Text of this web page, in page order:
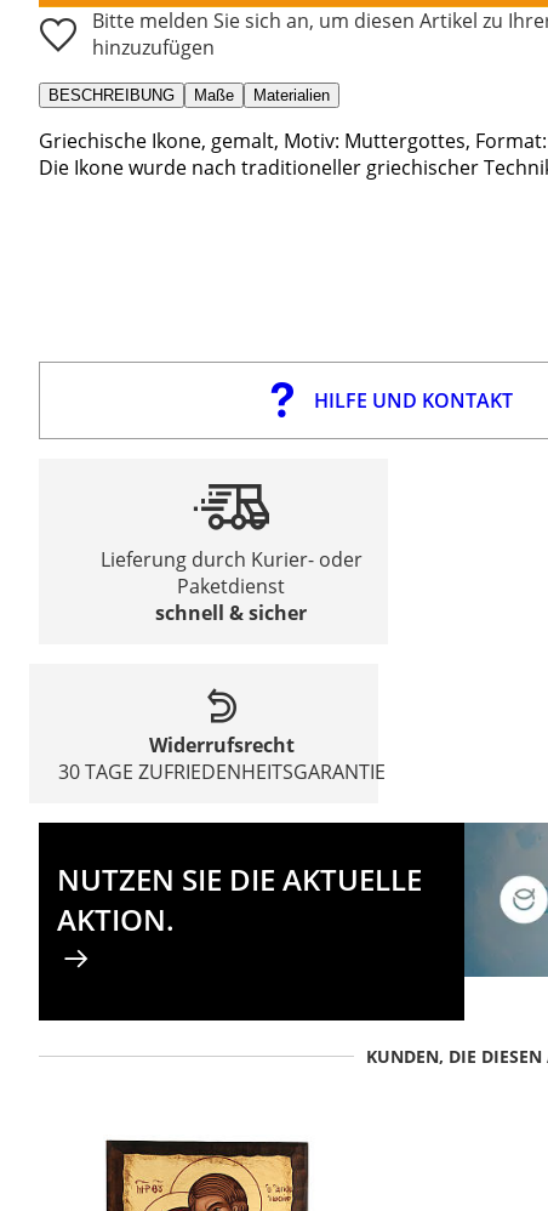
Bitte melden Sie sich an, um diesen Artikel zu
hinzuzufügen
BESCHREIBUNG Maße Materialien
Griechische Ikone, gemalt, Motiv: Muttergottes,
Die Ikone wurde nach traditioneller griechischer
HILFE UND KONTAKT
Lieferung durch Kurier- oder
Paketdienst
schnell & sicher
Widerrufsrecht
30 TAGE ZUFRIEDENHEITSGARANTIE
NUTZEN SIE DIE AKTUELLE
AKTION.
KUNDEN, DIE